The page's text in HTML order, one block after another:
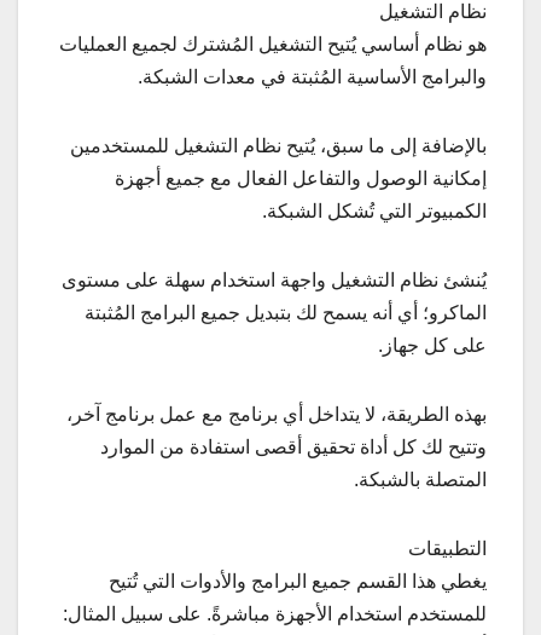
نظام التشغيل
هو نظام أساسي يُتيح التشغيل المُشترك لجميع العمليات
والبرامج الأساسية المُثبتة في معدات الشبكة.
بالإضافة إلى ما سبق، يُتيح نظام التشغيل للمستخدمين
إمكانية الوصول والتفاعل الفعال مع جميع أجهزة
الكمبيوتر التي تُشكل الشبكة.
يُنشئ نظام التشغيل واجهة استخدام سهلة على مستوى
الماكرو؛ أي أنه يسمح لك بتبديل جميع البرامج المُثبتة
على كل جهاز.
بهذه الطريقة، لا يتداخل أي برنامج مع عمل برنامج آخر،
وتتيح لك كل أداة تحقيق أقصى استفادة من الموارد
المتصلة بالشبكة.
التطبيقات
يغطي هذا القسم جميع البرامج والأدوات التي تُتيح
للمستخدم استخدام الأجهزة مباشرةً. على سبيل المثال: